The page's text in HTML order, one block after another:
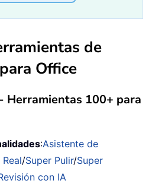
de
Office
- Herramientas 100+ para
:Asistente de
/Super Pulir/Super
con IA